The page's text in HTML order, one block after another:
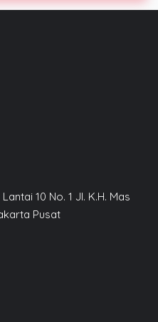
10 No. 1 Jl. K.H. Mas
Pusat